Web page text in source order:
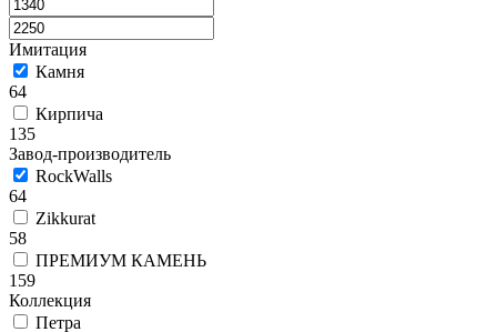
Имитация
Камня
64
Кирпича
135
Завод-производитель
RockWalls
64
Zikkurat
58
ПРЕМИУМ КАМЕНЬ
159
Коллекция
Петра